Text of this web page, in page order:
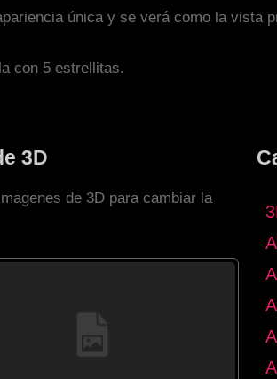
única y se verá como la vista
con 5 estrellitas.
3D
de 3D para cambiar la